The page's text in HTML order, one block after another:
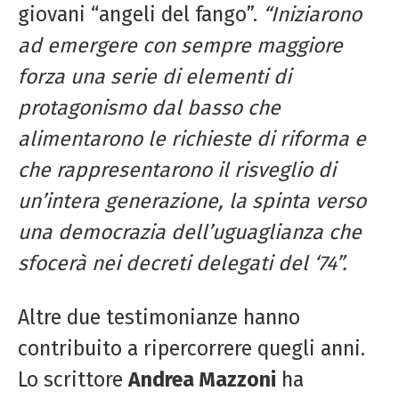
giovani “angeli del fango”. “Iniziarono
ad emergere con sempre maggiore
forza una serie di elementi di
protagonismo dal basso che
alimentarono le richieste di riforma e
che rappresentarono il risveglio di
un’intera generazione, la spinta verso
una democrazia dell’uguaglianza che
sfocerà nei decreti delegati del ‘74”.
Altre due testimonianze hanno
contribuito a ripercorrere quegli anni.
Lo scrittore Andrea Mazzoni ha